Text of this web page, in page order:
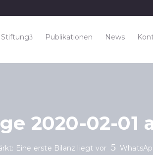
Stiftung Publikationen News
2020-02-01
Eine erste Bilanz liegt vor